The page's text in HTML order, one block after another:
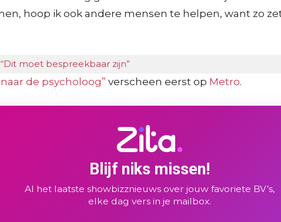
hoop ik ook andere mensen te helpen, want zo
moet bespreekbaar zijn”
de psycholoog” verscheen eerst op Metro.
Blijf niks missen!
Al het laatste showbizznieuws over jouw favoriete BV’s,
elke dag vers in je mailbox.